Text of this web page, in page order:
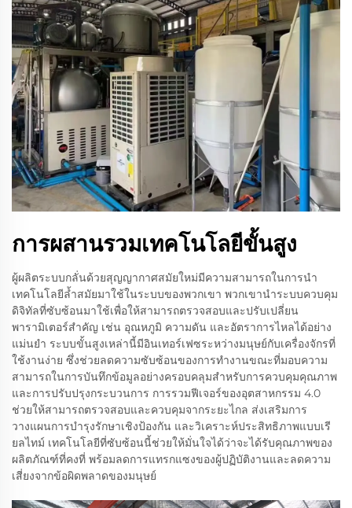
การผสานรวมเทคโนโลยีขั้นสูง
ผู้ผลิตระบบกลั่นด้วยสุญญากาศสมัยใหม่มีความสามารถในการนำ
เทคโนโลยีล้ำสมัยมาใช้ในระบบของพวกเขา พวกเขานำระบบควบคุม
ดิจิทัลที่ซับซ้อนมาใช้เพื่อให้สามารถตรวจสอบและปรับเปลี่ยน
พารามิเตอร์สำคัญ เช่น อุณหภูมิ ความดัน และอัตราการไหลได้อย่าง
แม่นยำ ระบบขั้นสูงเหล่านี้มีอินเทอร์เฟซระหว่างมนุษย์กับเครื่องจักรที่
ใช้งานง่าย ซึ่งช่วยลดความซับซ้อนของการทำงานขณะที่มอบความ
สามารถในการบันทึกข้อมูลอย่างครอบคลุมสำหรับการควบคุมคุณภาพ
และการปรับปรุงกระบวนการ การรวมฟีเจอร์ของอุตสาหกรรม 4.0
ช่วยให้สามารถตรวจสอบและควบคุมจากระยะไกล ส่งเสริมการ
วางแผนการบำรุงรักษาเชิงป้องกัน และวิเคราะห์ประสิทธิภาพแบบเรี
ยลไทม์ เทคโนโลยีที่ซับซ้อนนี้ช่วยให้มั่นใจได้ว่าจะได้รับคุณภาพของ
ผลิตภัณฑ์ที่คงที่ พร้อมลดการแทรกแซงของผู้ปฏิบัติงานและลดความ
เสี่ยงจากข้อผิดพลาดของมนุษย์